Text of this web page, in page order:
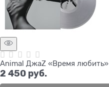
Animal ДжаZ «Время любить»
2 450 руб.